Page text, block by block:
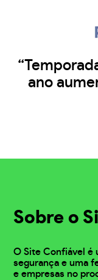
ano
Sobre o
O Site Confiável é
segurança e uma
e empresas no